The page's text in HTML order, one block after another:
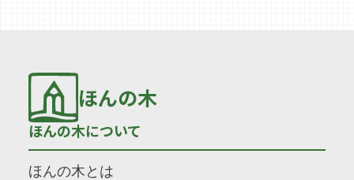
ほんの木
ほんの木について
ほんの木とは